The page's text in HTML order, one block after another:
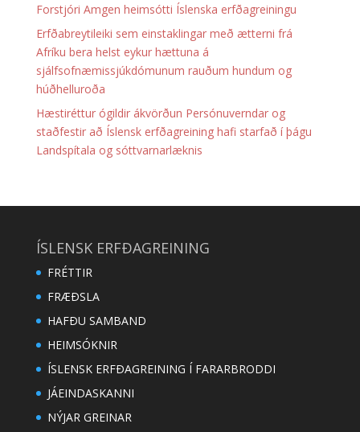
Forstjóri Amgen heimsótti Íslenska erfðagreiningu
Erfðabreytileiki sem einstaklingar með ætterni frá
Afríku bera helst eykur hættuna á
sjálfsofnæmissjúkdómunum rauðum hundum og
húðhelluroða
Hæstiréttur ógildir ákvörðun Persónuverndar og
staðfestir að Íslensk erfðagreining hafi starfað í þágu
Landspítala og sóttvarnarlæknis
ÍSLENSK ERFÐAGREINING
FRÉTTIR
FRÆÐSLA
HAFÐU SAMBAND
HEIMSÓKNIR
ÍSLENSK ERFÐAGREINING Í FARARBRODDI
JÁEINDASKANNI
NÝJAR GREINAR